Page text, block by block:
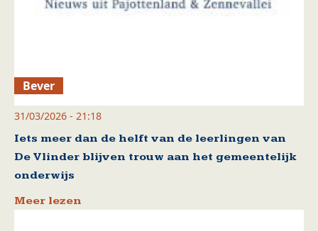
Bever
31/03/2026 - 21:18
Iets meer dan de helft van de leerlingen van
De Vlinder blijven trouw aan het gemeentelijk
onderwijs
Meer lezen